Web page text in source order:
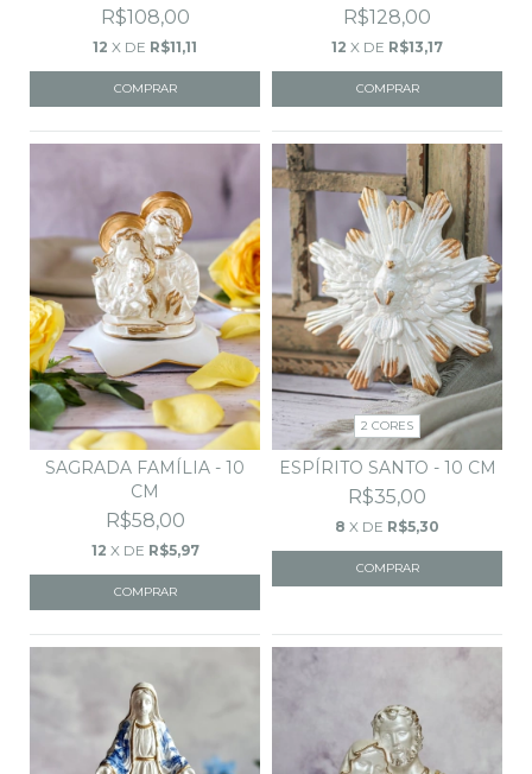
R$108,00
12 X DE R$11,11
R$128,00
12 X DE R$13,17
SAGRADA FAMÍLIA - 10
CM
R$58,00
12 X DE R$5,97
2 CORES
ESPÍRITO SANTO - 10 CM
R$35,00
8 X DE R$5,30
COMPRAR